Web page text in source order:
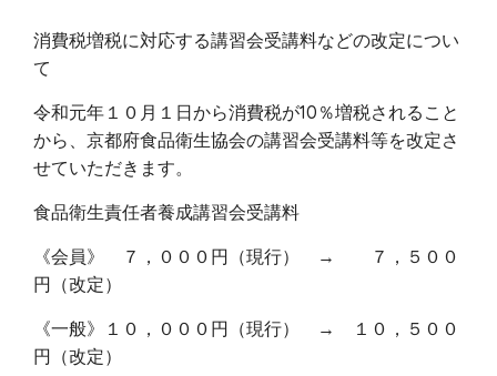
消費税増税に対応する講習会受講料などの改定につい
て
令和元年１０月１日から消費税が10％増税されること
から、京都府食品衛生協会の講習会受講料等を改定さ
せていただきます。
食品衛生責任者養成講習会受講料
《会員》 ７，０００円（現行） → ７，５００
円（改定）
《一般》１０，０００円（現行） → １０，５００
円（改定）